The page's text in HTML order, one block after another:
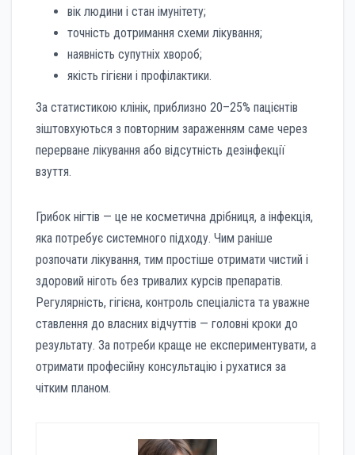
вік людини і стан імунітету;
точність дотримання схеми лікування;
наявність супутніх хвороб;
якість гігієни і профілактики.
За статистикою клінік, приблизно 20–25% пацієнтів
зіштовхуються з повторним зараженням саме через
перерване лікування або відсутність дезінфекції
взуття.
Грибок нігтів — це не косметична дрібниця, а інфекція,
яка потребує системного підходу. Чим раніше
розпочати лікування, тим простіше отримати чистий і
здоровий ніготь без тривалих курсів препаратів.
Регулярність, гігієна, контроль спеціаліста та уважне
ставлення до власних відчуттів — головні кроки до
результату. За потреби краще не експериментувати, а
отримати професійну консультацію і рухатися за
чітким планом.